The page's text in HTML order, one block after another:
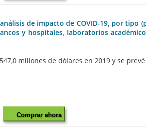
de impacto de COVID-19, por tipo
y hospitales, laboratorios
millones de dólares en 2019 y se
Comprar ahora